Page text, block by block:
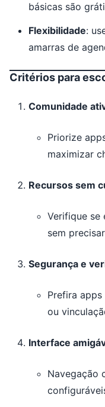
básicas são
Flexibilidade:
amarras de
Critérios para
Comunidade
Priorize
maximizar
Recursos sem
Verifique se
sem
Segurança e
Prefira
ou
Interface
Navegação